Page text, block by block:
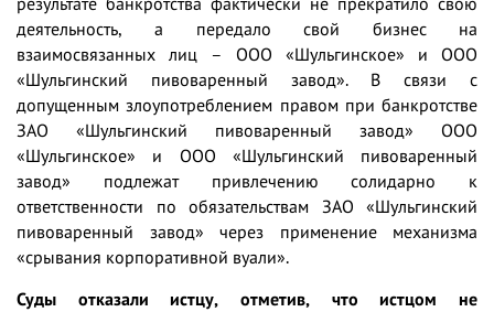
деятельность, а передало свой бизнес на
взаимосвязанных лиц – ООО «Шульгинское» и ООО
«Шульгинский пивоваренный завод». В связи с
допущенным злоупотреблением правом при банкротстве
ЗАО «Шульгинский пивоваренный завод» ООО
«Шульгинское» и ООО «Шульгинский пивоваренный
завод» подлежат привлечению солидарно к
ответственности по обязательствам ЗАО «Шульгинский
пивоваренный завод» через применение механизма
«срывания корпоративной вуали».
Суды отказали истцу, отметив, что истцом не